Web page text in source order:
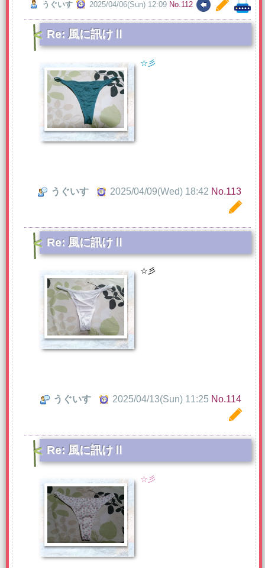
うぐいす 2025/04/06(Sun) 12:09 No.112
Re: 風に訊けⅡ
☆彡
うぐいす 2025/04/09(Wed) 18:42 No.113
Re: 風に訊けⅡ
☆彡
うぐいす 2025/04/13(Sun) 11:25 No.114
Re: 風に訊けⅡ
☆彡